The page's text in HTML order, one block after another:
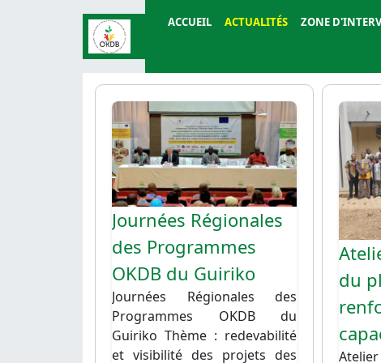
ACCUEIL ACTUALITÉS ZONE
Toutes les actualités
Image
Journées Régionales
des Programmes
OKDB du Guiriko
Journées Régionales des
Programmes OKDB du
Guiriko Thème : redevabilité
et visibilité des projets des
Image
du